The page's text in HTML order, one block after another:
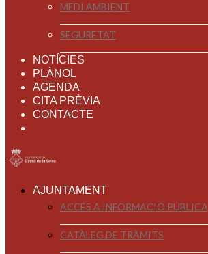
MEDI AMBIENT
SEGURETAT
NOTÍCIES
PLÀNOL
AGENDA
CITA PRÈVIA
CONTACTE
AJUNTAMENT
ACCÉS A INFORMACIÓ PÚBLICA
CATÀLEG DE TRÀMITS